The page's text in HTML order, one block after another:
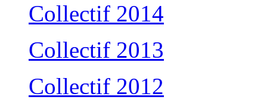
Collectif 2014
Collectif 2013
Collectif 2012